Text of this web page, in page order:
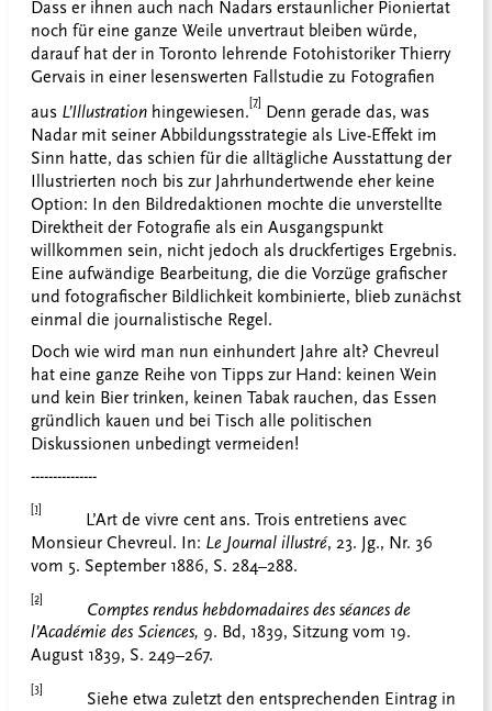
Dass er ihnen auch nach Nadars erstaunlicher Pioniertat
noch für eine ganze Weile unvertraut bleiben würde,
darauf hat der in Toronto lehrende Fotohistoriker Thierry
Gervais in einer lesenswerten Fallstudie zu Fotografien
aus L’Illustration hingewiesen.
[7]
Denn gerade das, was
Nadar mit seiner Abbildungsstrategie als Live-Effekt im
Sinn hatte, das schien für die alltägliche Ausstattung der
Illustrierten noch bis zur Jahrhundertwende eher keine
Option: In den Bildredaktionen mochte die unverstellte
Direktheit der Fotografie als ein Ausgangspunkt
willkommen sein, nicht jedoch als druckfertiges Ergebnis.
Eine aufwändige Bearbeitung, die die Vorzüge grafischer
und fotografischer Bildlichkeit kombinierte, blieb zunächst
einmal die journalistische Regel.
Doch wie wird man nun einhundert Jahre alt? Chevreul
hat eine ganze Reihe von Tipps zur Hand: keinen Wein
und kein Bier trinken, keinen Tabak rauchen, das Essen
gründlich kauen und bei Tisch alle politischen
Diskussionen unbedingt vermeiden!
---------------
[1]
L’Art de vivre cent ans. Trois entretiens avec
Monsieur Chevreul. In: Le Journal illustré, 23. Jg., Nr. 36
vom 5. September 1886, S. 284–288.
[2]
Comptes rendus hebdomadaires des séances de
l’Académie des Sciences, 9. Bd, 1839, Sitzung vom 19.
August 1839, S. 249–267.
[3]
Siehe etwa zuletzt den entsprechenden Eintrag in